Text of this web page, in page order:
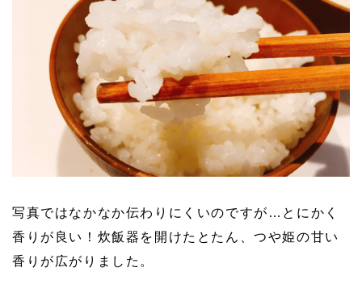
写真ではなかなか伝わりにくいのですが…とにかく
香りが良い！炊飯器を開けたとたん、つや姫の甘い
香りが広がりました。